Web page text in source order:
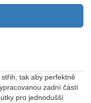
tak aby perfektně
zadní částí
pro jednodušší